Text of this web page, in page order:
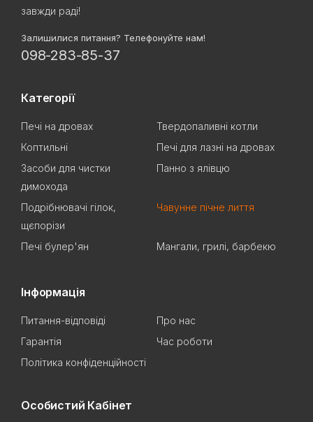
завжди раді!
Залишилися питання? Телефонуйте нам!
098-283-85-37
Категорії
Печі на дровах
Твердопаливні котли
Коптильні
Печі для лазні на дровах
Засоби для чистки
димохода
Панно з ялівцю
Подрібнювачі гілок,
щєпорізи
Чавунне пічне лиття
Печі булер'ян Мангали, грилі, барбекю
Інформація
Питання-відповіді
Про нас
Гарантія
Час роботи
Політика конфіденційності
Особистий Кабінет